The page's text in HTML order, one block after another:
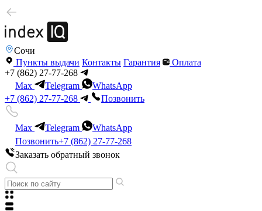
Сочи
Пункты выдачи Контакты Гарантия
Оплата
+7 (862) 27-77-268
Max
Telegram
WhatsApp
+7 (862) 27-77-268
Позвонить
Max Telegram
WhatsApp
Позвонить+7 (862) 27-77-268
Заказать обратный звонок